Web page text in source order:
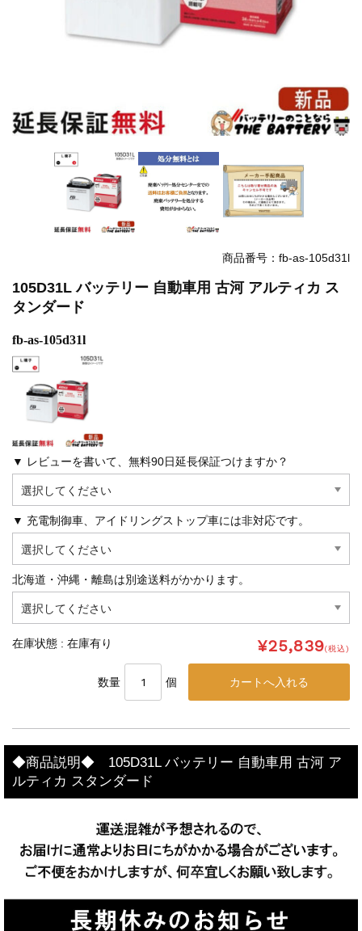
商品番号：fb-as-105d31l
105D31L バッテリー 自動車用 古河 アルティカ ス
タンダード
fb-as-105d31l
▼ レビューを書いて、無料90日延長保証つけますか？
▼ 充電制御車、アイドリングストップ車には非対応です。
北海道・沖縄・離島は別途送料がかかります。
在庫状態 : 在庫有り ¥25,839(税込)
数量 個
◆商品説明◆ 105D31L バッテリー 自動車用 古河 ア
ルティカ スタンダード